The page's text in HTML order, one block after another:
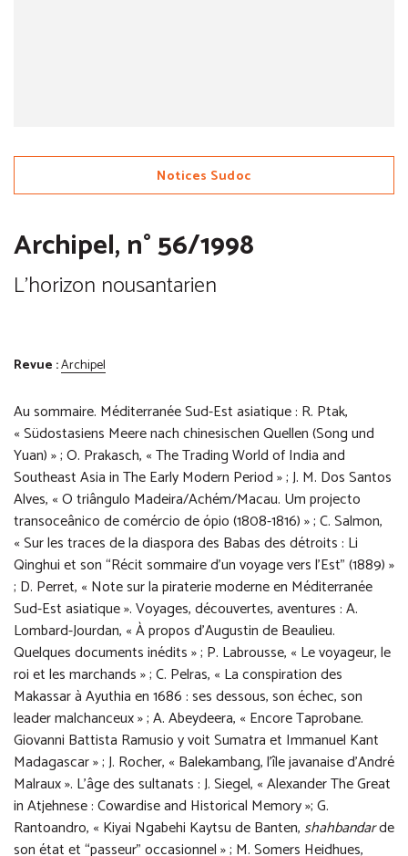
Notices Sudoc
Archipel, n° 56/1998
L'horizon nousantarien
Revue :Archipel
Au sommaire. Méditerranée Sud-Est asiatique : R. Ptak,
« Südostasiens Meere nach chinesischen Quellen (Song und
Yuan) » ; O. Prakasch, « The Trading World of India and
Southeast Asia in The Early Modern Period » ; J. M. Dos Santos
Alves, « O triângulo Madeira/Achém/Macau. Um projecto
transoceânico de comércio de ópio (1808-1816) » ; C. Salmon,
« Sur les traces de la diaspora des Babas des détroits : Li
Qinghui et son “Récit sommaire d’un voyage vers l’Est” (1889) »
; D. Perret, « Note sur la piraterie moderne en Méditerranée
Sud-Est asiatique ». Voyages, découvertes, aventures : A.
Lombard-Jourdan, « À propos d’Augustin de Beaulieu.
Quelques documents inédits » ; P. Labrousse, « Le voyageur, le
roi et les marchands » ; C. Pelras, « La conspiration des
Makassar à Ayuthia en 1686 : ses dessous, son échec, son
leader malchanceux » ; A. Abeydeera, « Encore Taprobane.
Giovanni Battista Ramusio y voit Sumatra et Immanuel Kant
Madagascar » ; J. Rocher, « Balekambang, l’île javanaise d’André
Malraux ». L’âge des sultanats : J. Siegel, « Alexander The Great
in Atjehnese : Cowardise and Historical Memory »; G.
Rantoandro, « Kiyai Ngabehi Kaytsu de Banten, shahbandarde
son état et “passeur” occasionnel » ; M. Somers Heidhues,